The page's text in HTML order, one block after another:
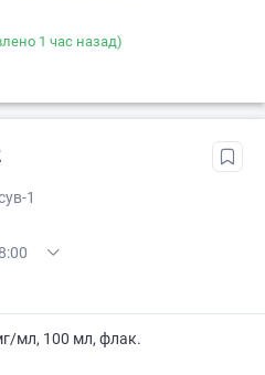
1 час назад)
1
мл, 100 мл, флак.